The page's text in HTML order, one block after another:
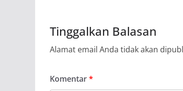
Tinggalkan Balasan
Alamat email Anda tidak akan
Komentar*